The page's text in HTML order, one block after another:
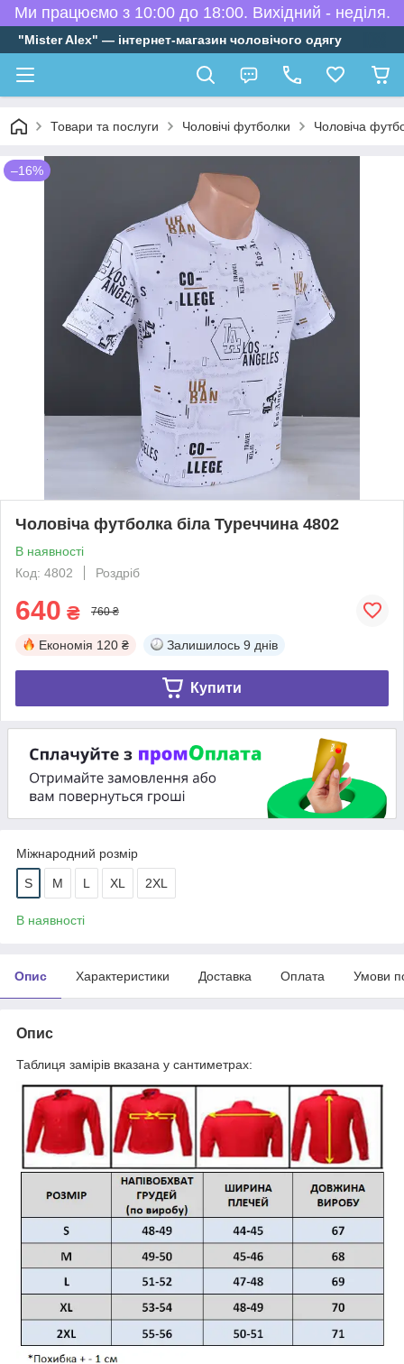
Ми працюємо з 10:00 до 18:00. Вихідний - неділя.
"Mister Alex" — інтернет-магазин чоловічого одягу
Товари та послуги Чоловічі футболки Чоловіча
–16%
Чоловіча футболка біла Туреччина 4802
В наявності
Код: 4802
Роздріб
640 ₴ 760 ₴
Економія 120 ₴ Залишилось 9 днів
Купити
Міжнародний розмір
S M L XL 2XL
В наявності
Опис Характеристики Доставка Оплата Умови
Опис
Таблиця замірів вказана у сантиметрах: